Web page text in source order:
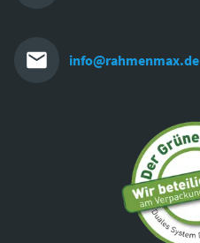
info@rahmenmax.de